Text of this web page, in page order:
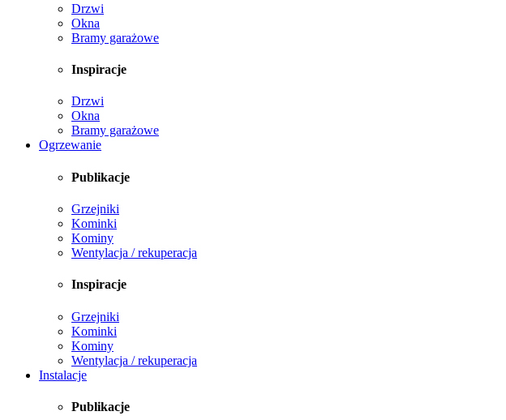
Drzwi
Okna
Bramy garażowe
Inspiracje
Drzwi
Okna
Bramy garażowe
Ogrzewanie
Publikacje
Grzejniki
Kominki
Kominy
Wentylacja / rekuperacja
Inspiracje
Grzejniki
Kominki
Kominy
Wentylacja / rekuperacja
Instalacje
Publikacje